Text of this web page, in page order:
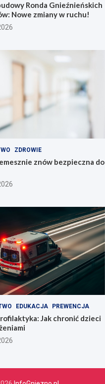
Ronda Gnieźnieńskich
Nowe zmiany w ruchu!
ZDROWIE
znów bezpieczna do
EDUKACJA PREWENCJA
Jak chronić dzieci